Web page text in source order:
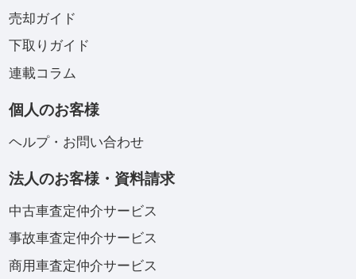
売却ガイド
下取りガイド
連載コラム
個人のお客様
ヘルプ・お問い合わせ
法人のお客様・資料請求
中古車査定仲介サービス
事故車査定仲介サービス
商用車査定仲介サービス